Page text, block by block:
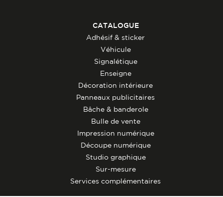
CATALOGUE
Adhésif & sticker
Véhicule
Signalétique
Enseigne
Décoration intérieure
Panneaux publicitaires
Bâche & banderole
Bulle de vente
Impression numérique
Découpe numérique
Studio graphique
Sur-mesure
Services complémentaires